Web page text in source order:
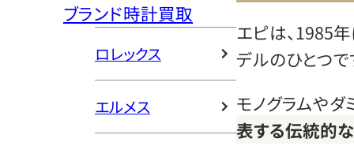
ブランド時計買取
ロレックス
エルメス
エピは、1985
デルのひとつで
モノグラムやダ
表する伝統的